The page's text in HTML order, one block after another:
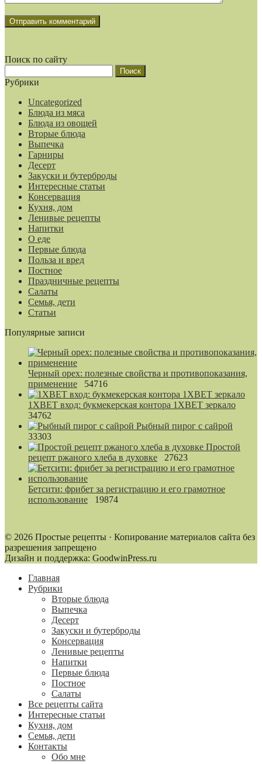
Поиск по сайту
Рубрики
Uncategorized
Блюда из мяса
Блюда из овощей
Вторые блюда
Выпечка
Гарниры
Десерт
Закуски и бутерброды
Интересные статьи
Консервация
Кухня, дом
Ленивые рецепты
Напитки
О еде
Первые блюда
Польза и вред
Постное
Праздничные рецепты
Салаты
Семья, дети
Статьи
Популярные записи
Черный орех: полезные свойства и противопоказания,
применение
54716
1XBET вход: букмекерская контора 1XBET зеркало
34762
Рыбный пирог с сайрой
33303
Простой
рецепт ржаного хлеба в духовке
27623
Бетсити: фрибет за регистрацию и его грамотное
использование
19874
© 2026 Простые рецепты · Копирование материалов сайта без
разрешения запрещено
Дизайн и поддержка: GoodwinPress.ru
Главная
Рубрики
Вторые блюда
Выпечка
Десерт
Закуски и бутерброды
Консервация
Ленивые рецепты
Напитки
Первые блюда
Постное
Салаты
Все рецепты сайта
Интересные статьи
Кухня, дом
Семья, дети
Контакты
Обо мне